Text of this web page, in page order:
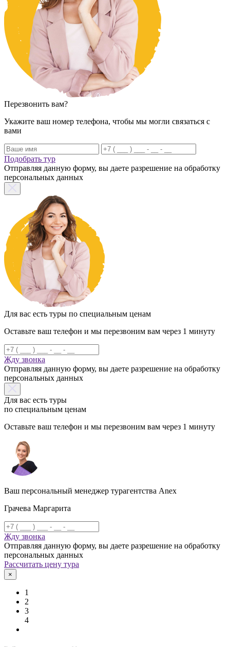
Перезвонить вам?
Укажите ваш номер телефона, чтобы мы могли связаться с
вами
Подобрать тур
Отправляя данную форму, вы даете разрешение на обработку
персональных данных
Для вас есть туры по специальным ценам
Оставьте ваш телефон и мы перезвоним вам через 1 минуту
Жду звонка
Отправляя данную форму, вы даете разрешение на обработку
персональных данных
Для вас есть туры
по специальным ценам
Оставьте ваш телефон и мы перезвоним вам через 1 минуту
Ваш персональный менеджер турагентства Anex
Грачева Маргарита
Жду звонка
Отправляя данную форму, вы даете разрешение на обработку
персональных данных
Рассчитать цену тура
×
1
2
3
4